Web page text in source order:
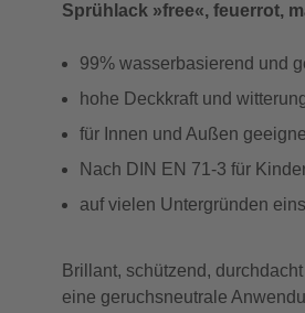
Sprühlack »free«, feuerrot,
99% wasserbasierend und
hohe Deckkraft und
für Innen und Außen
Nach DIN EN 71-3 für
auf vielen Untergründen
Brillant, schützend,
eine geruchsneutrale